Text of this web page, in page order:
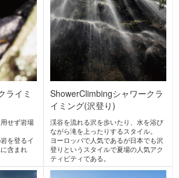
flexdream
フレックスドリーム
Japan
onyone
オンヨネ Japan
[sn] super.natural
エスエヌ スーパー・ナチ
ュラル
Switzerland
FeNEEDS
Japan